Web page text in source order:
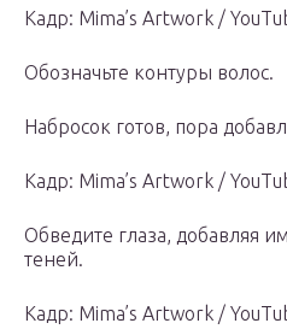
Кадр: Mima’s Artwork /
Обозначьте контуры волос.
Набросок готов, пора
Кадр: Mima’s Artwork /
Обведите глаза, добавляя
теней.
Кадр: Mima’s Artwork /